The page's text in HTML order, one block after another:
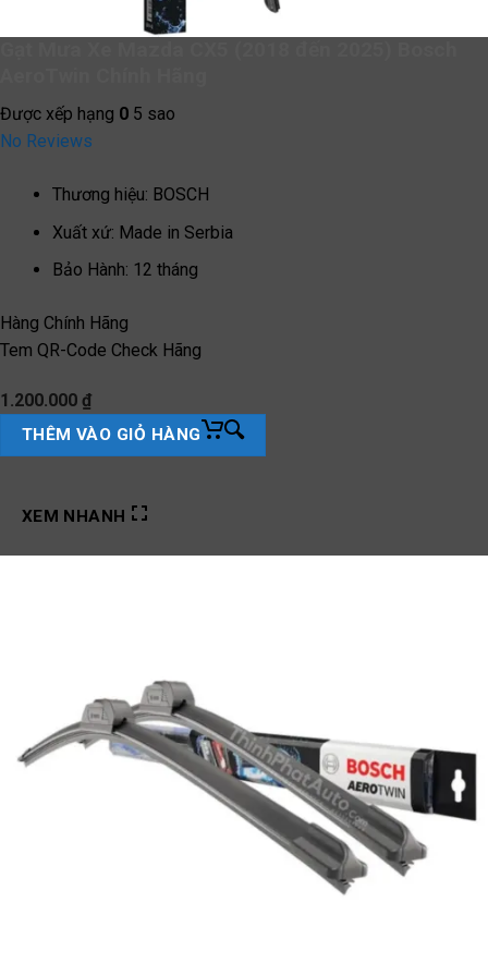
Được xếp hạng 0 5 sao
No Reviews
Thương hiệu: BOSCH
Xuất xứ: Made in Serbia
Bảo Hành: 12 tháng
Hàng Chính Hãng
Tem QR-Code Check Hãng
1.200.000 ₫
THÊM VÀO GIỎ HÀNG
XEM NHANH